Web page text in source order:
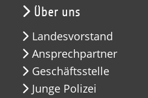
Über uns
Landesvorstand
Ansprechpartner
Geschäftsstelle
Junge Polizei